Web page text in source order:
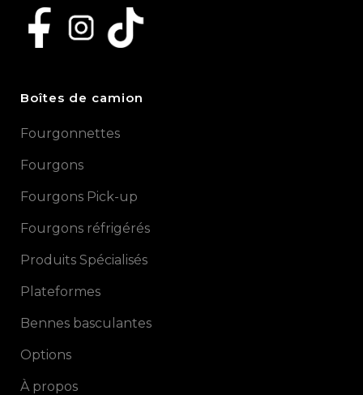
Boîtes de camion
Fourgonnettes
Fourgons
Fourgons Pick-up
Fourgons réfrigérés
Produits Spécialisés
Plateformes
Bennes basculantes
Options
À propos